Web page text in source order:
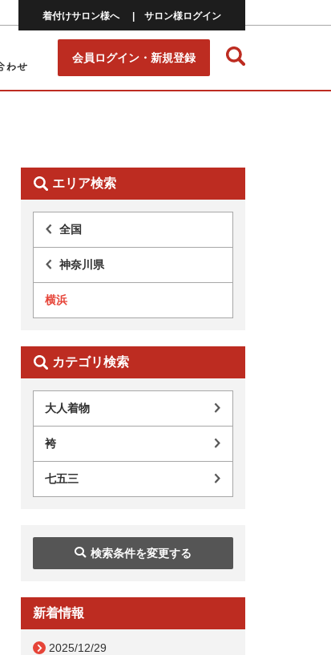
着付けサロン様へ サロン様ログイン
会員ログイン・新規登録
エリア検索
全国
神奈川県
横浜
カテゴリ検索
大人着物
袴
七五三
検索条件を変更する
新着情報
2025/12/29